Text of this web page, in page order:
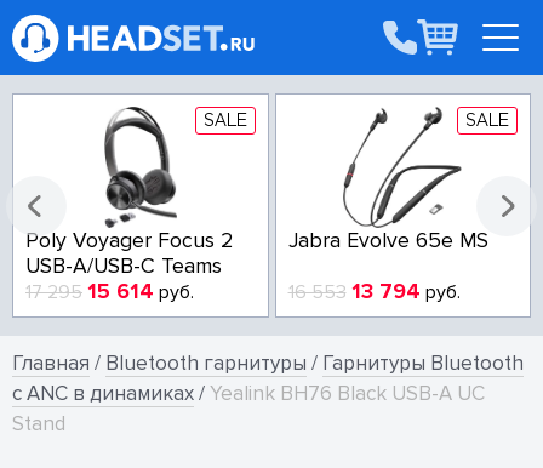
SALE
Poly Voyager Focus 2
USB-A/USB-C Teams
17 295 15 614 руб.
SALE
Jabra Evolve 65e MS
16 553 13 794 руб.
Главная / Bluetooth гарнитуры / Гарнитуры Bluetooth
с ANC в динамиках/Yealink BH76 Black USB-A UC
Stand